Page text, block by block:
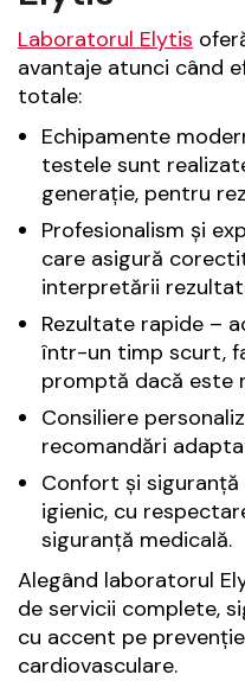
Laboratorul Elytis
avantaje atunci când
totale:
Echipamente
testele sunt
generație, pentru
Profesionalism și
care asigură
interpretării
Rezultate rapide –
într-un timp scurt,
promptă dacă este
Consiliere
recomandări
Confort și
igienic, cu
siguranță medicală.
Alegând laboratorul
de servicii complete,
cu accent pe
cardiovasculare.